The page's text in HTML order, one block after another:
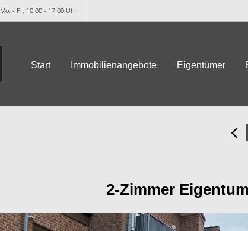
Mo. - Fr. 10.00 - 17.00 Uhr
Start Immobilienangebote Eigentümer
2-Zimmer